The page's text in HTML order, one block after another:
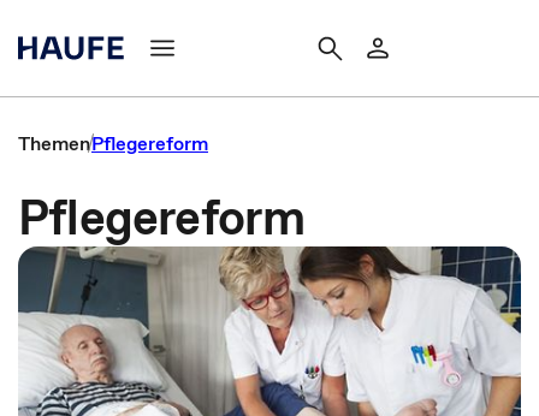
ThemenPflegereform
Pflegereform